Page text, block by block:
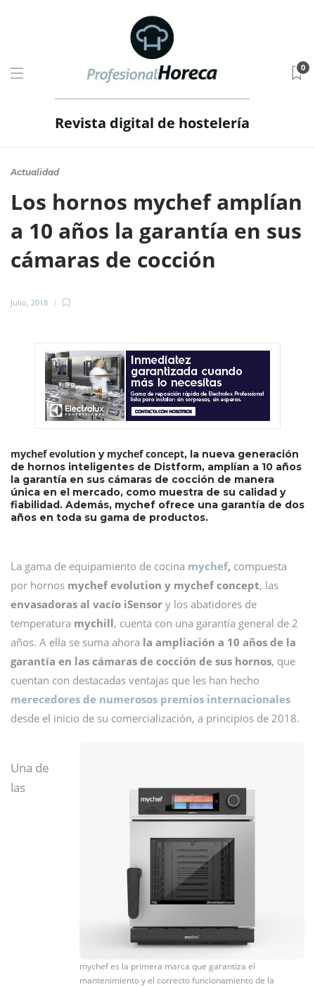
Revista digital de hostelería
0
Actualidad
Los hornos mychef amplían
a 10 años la garantía en sus
cámaras de cocción
Julio, 2018
mychef evolution y mychef concept, la nueva generación
de hornos inteligentes de Distform, amplían a 10 años
la garantía en sus cámaras de cocción de manera
única en el mercado, como muestra de su calidad y
fiabilidad. Además, mychef ofrece una garantía de dos
años en toda su gama de productos.
La gama de equipamiento de cocina mychef, compuesta
por hornos mychef evolution y mychef concept, las
envasadoras al vacío iSensor y los abatidores de
temperatura mychill, cuenta con una garantía general de 2
años. A ella se suma ahora la ampliación a 10 años de la
garantía en las cámaras de cocción de sus hornos, que
cuentan con destacadas ventajas que les han hecho
merecedores de numerosos premios internacionales
desde el inicio de su comercialización, a principios de 2018.
mychef es la primera marca que garantiza el
mantenimiento y el correcto funcionamiento de la
Una de
las